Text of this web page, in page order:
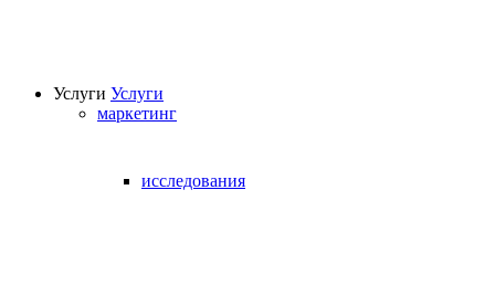
Услуги Услуги
маркетинг
исследования